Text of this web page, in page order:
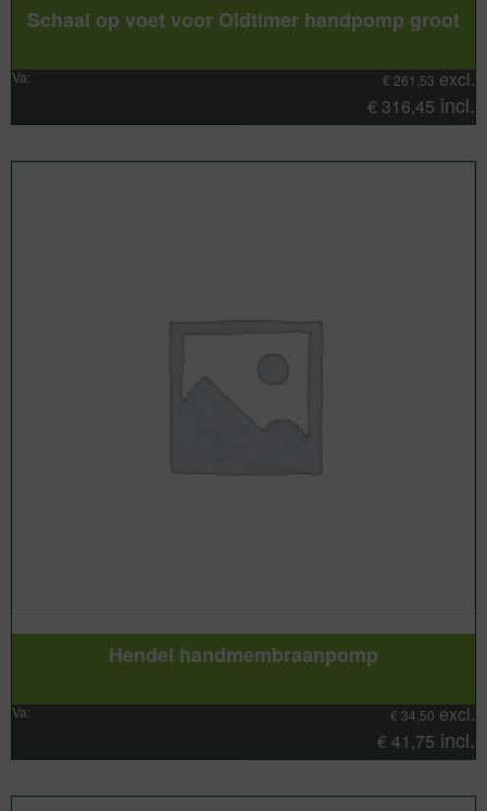
Schaal op voet voor Oldtimer handpomp groot
Va: € 261,53 excl.
€ 316,45 incl.
Hendel handmembraanpomp
Va: € 34,50 excl.
€41,75 incl.